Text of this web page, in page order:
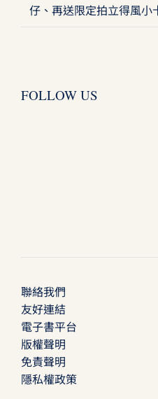
仔、再送限定拍立得風小
FOLLOW US
聯絡我們
友好連結
電子書平台
版權聲明
免責聲明
隱私權政策